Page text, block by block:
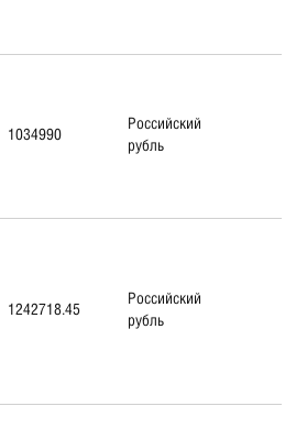
1034990
Российский
рубль
1242718.45
Российский
рубль